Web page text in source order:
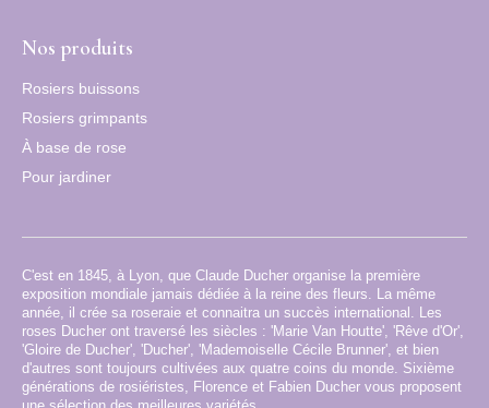
Nos produits
Rosiers buissons
Rosiers grimpants
À base de rose
Pour jardiner
C'est en 1845, à Lyon, que Claude Ducher organise la première
exposition mondiale jamais dédiée à la reine des fleurs. La même
année, il crée sa roseraie et connaitra un succès international. Les
roses Ducher ont traversé les siècles : 'Marie Van Houtte', 'Rêve d'Or',
'Gloire de Ducher', 'Ducher', 'Mademoiselle Cécile Brunner', et bien
d'autres sont toujours cultivées aux quatre coins du monde. Sixième
générations de rosiéristes, Florence et Fabien Ducher vous proposent